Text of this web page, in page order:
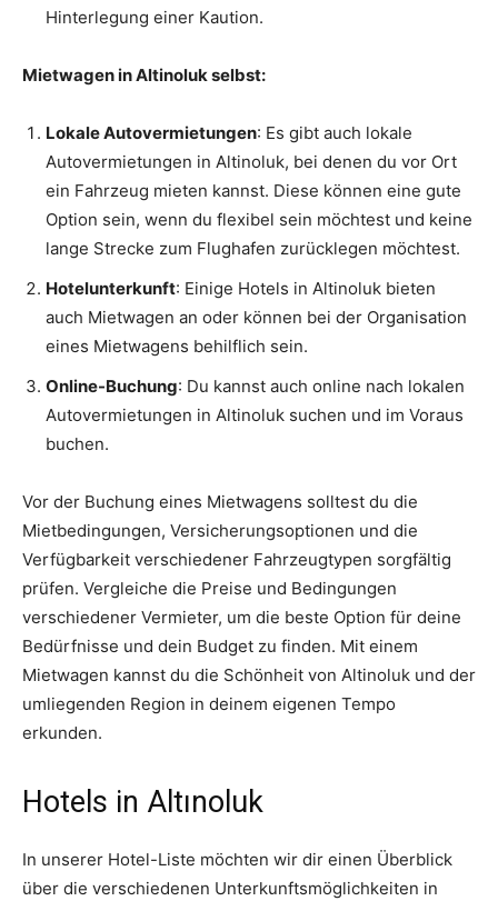
Hinterlegung einer Kaution.
Mietwagen in Altinoluk selbst:
Lokale Autovermietungen: Es gibt auch lokale
Autovermietungen in Altinoluk, bei denen du vor Ort
ein Fahrzeug mieten kannst. Diese können eine gute
Option sein, wenn du flexibel sein möchtest und keine
lange Strecke zum Flughafen zurücklegen möchtest.
Hotelunterkunft: Einige Hotels in Altinoluk bieten
auch Mietwagen an oder können bei der Organisation
eines Mietwagens behilflich sein.
Online-Buchung: Du kannst auch online nach lokalen
Autovermietungen in Altinoluk suchen und im Voraus
buchen.
Vor der Buchung eines Mietwagens solltest du die
Mietbedingungen, Versicherungsoptionen und die
Verfügbarkeit verschiedener Fahrzeugtypen sorgfältig
prüfen. Vergleiche die Preise und Bedingungen
verschiedener Vermieter, um die beste Option für deine
Bedürfnisse und dein Budget zu finden. Mit einem
Mietwagen kannst du die Schönheit von Altinoluk und der
umliegenden Region in deinem eigenen Tempo
erkunden.
Hotels in Altınoluk
In unserer Hotel-Liste möchten wir dir einen Überblick
über die verschiedenen Unterkunftsmöglichkeiten in